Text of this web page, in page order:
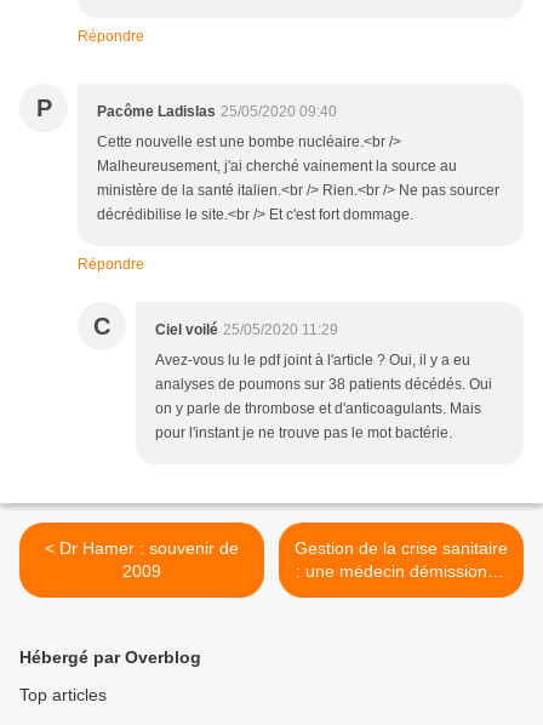
Répondre
P Pacôme Ladislas 25/05/2020 09:40
Cette nouvelle est une bombe nucléaire.<br />
Malheureusement, j'ai cherché vainement la source au
ministère de la santé italien.<br /> Rien.<br /> Ne pas sourcer
décrédibilise le site.<br /> Et c'est fort dommage.
Répondre
C Ciel voilé 25/05/2020 11:29
Avez-vous lu le pdf joint à l'article ? Oui, il y a eu
analyses de poumons sur 38 patients décédés. Oui
on y parle de thrombose et d'anticoagulants. Mais
pour l'instant je ne trouve pas le mot bactérie.
< Dr Hamer : souvenir de
2009
Gestion de la crise sanitaire
: une médecin démissionne
>
Hébergé par Overblog
Top articles